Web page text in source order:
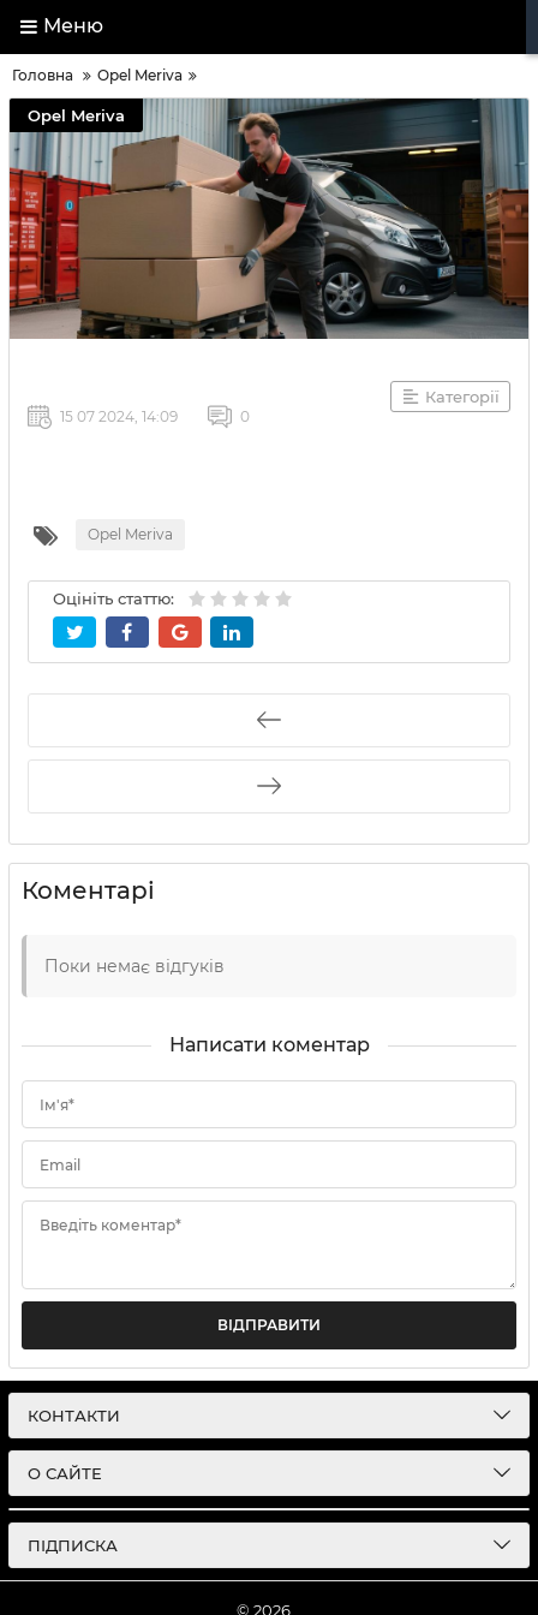
Меню
Головна Opel Meriva
Opel Meriva
Категорії
15 07 2024, 14:09 0
Opel Meriva
Оцініть статтю:
Коментарі
Поки немає відгуків
Написати коментар
Ім'я*
Email
Введіть коментар*
ВІДПРАВИТИ
КОНТАКТИ
О САЙТЕ
ПІДПИСКА
© 2026